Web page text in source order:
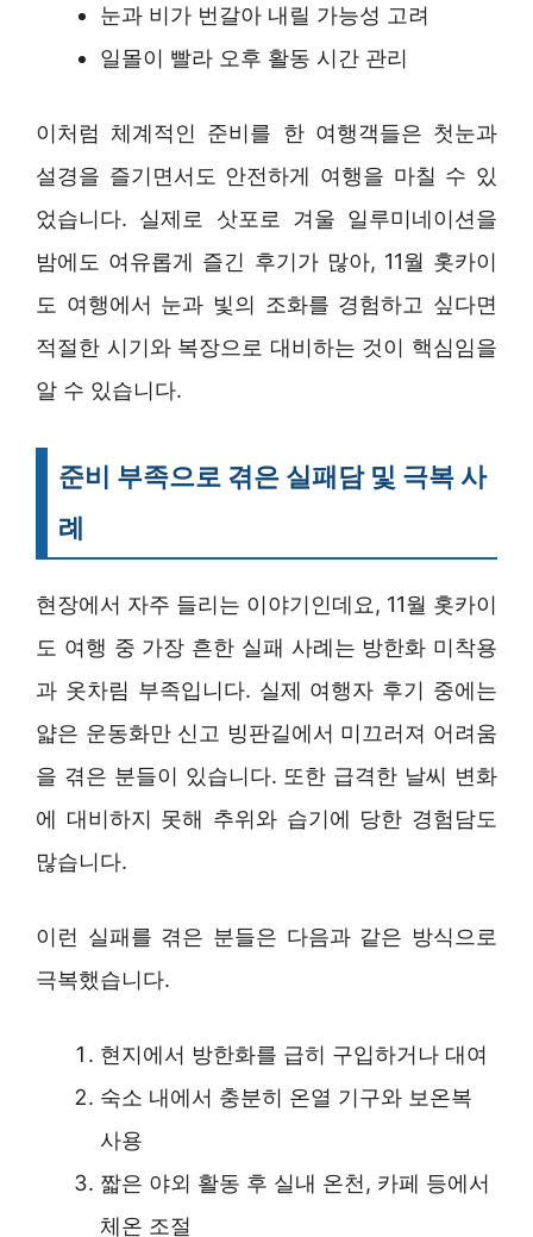
눈과 비가 번갈아 내릴 가능성 고려
일몰이 빨라 오후 활동 시간 관리
이처럼 체계적인 준비를 한 여행객들은 첫눈과
설경을 즐기면서도 안전하게 여행을 마칠 수 있
었습니다. 실제로 삿포로 겨울 일루미네이션을
밤에도 여유롭게 즐긴 후기가 많아, 11월 홋카이
도 여행에서 눈과 빛의 조화를 경험하고 싶다면
적절한 시기와 복장으로 대비하는 것이 핵심임을
알 수 있습니다.
준비 부족으로 겪은 실패담 및 극복 사
례
현장에서 자주 들리는 이야기인데요, 11월 홋카이
도 여행 중 가장 흔한 실패 사례는 방한화 미착용
과 옷차림 부족입니다. 실제 여행자 후기 중에는
얇은 운동화만 신고 빙판길에서 미끄러져 어려움
을 겪은 분들이 있습니다. 또한 급격한 날씨 변화
에 대비하지 못해 추위와 습기에 당한 경험담도
많습니다.
이런 실패를 겪은 분들은 다음과 같은 방식으로
극복했습니다.
현지에서 방한화를 급히 구입하거나 대여
숙소 내에서 충분히 온열 기구와 보온복
사용
짧은 야외 활동 후 실내 온천, 카페 등에서
체온 조절